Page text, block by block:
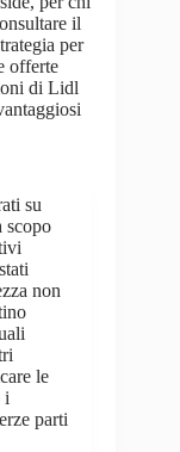
il
per
offerte
di Lidl
su
scopo
non
le
i
parti